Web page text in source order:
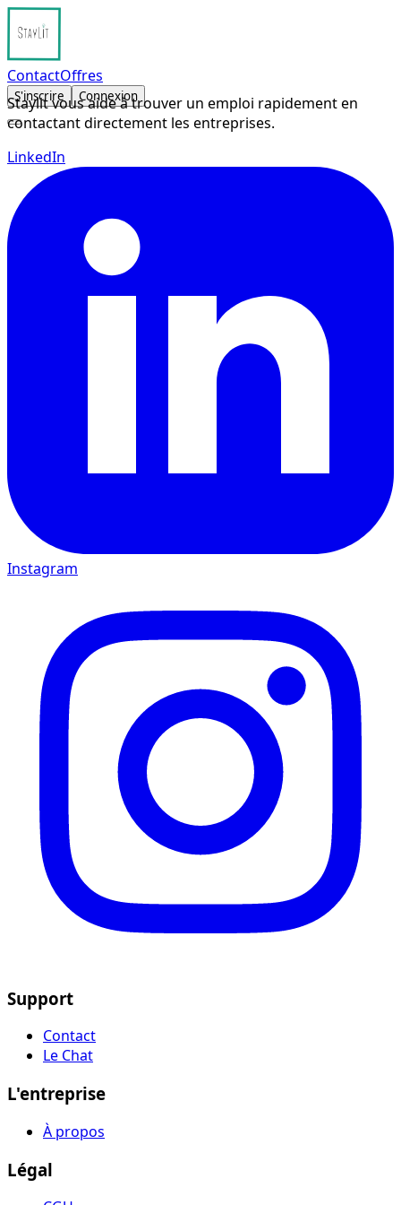
ContactOffres
S'inscrire Connexion
Staylit vous aide à trouver un emploi rapidement en
contactant directement les entreprises.
LinkedIn
Instagram
Support
Contact
Le Chat
L'entreprise
À propos
Légal